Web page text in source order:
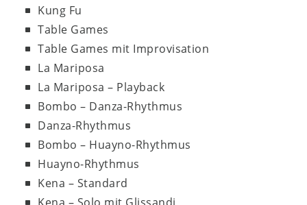
Kung Fu
Table Games
Table Games mit Improvisation
La Mariposa
La Mariposa – Playback
Bombo – Danza-Rhythmus
Danza-Rhythmus
Bombo – Huayno-Rhythmus
Huayno-Rhythmus
Kena – Standard